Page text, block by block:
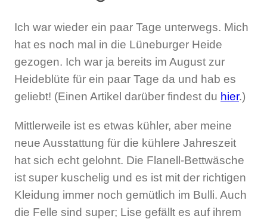
Ich war wieder ein paar Tage unterwegs. Mich
hat es noch mal in die Lüneburger Heide
gezogen. Ich war ja bereits im August zur
Heideblüte für ein paar Tage da und hab es
geliebt! (Einen Artikel darüber findest du hier.)
Mittlerweile ist es etwas kühler, aber meine
neue Ausstattung für die kühlere Jahreszeit
hat sich echt gelohnt. Die Flanell-Bettwäsche
ist super kuschelig und es ist mit der richtigen
Kleidung immer noch gemütlich im Bulli. Auch
die Felle sind super; Lise gefällt es auf ihrem